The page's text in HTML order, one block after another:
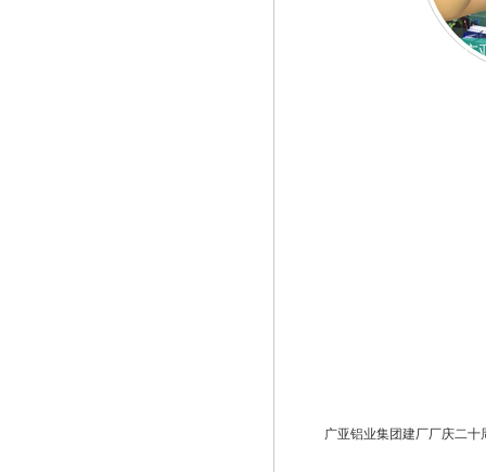
广
广亚铝业集团建厂厂庆二